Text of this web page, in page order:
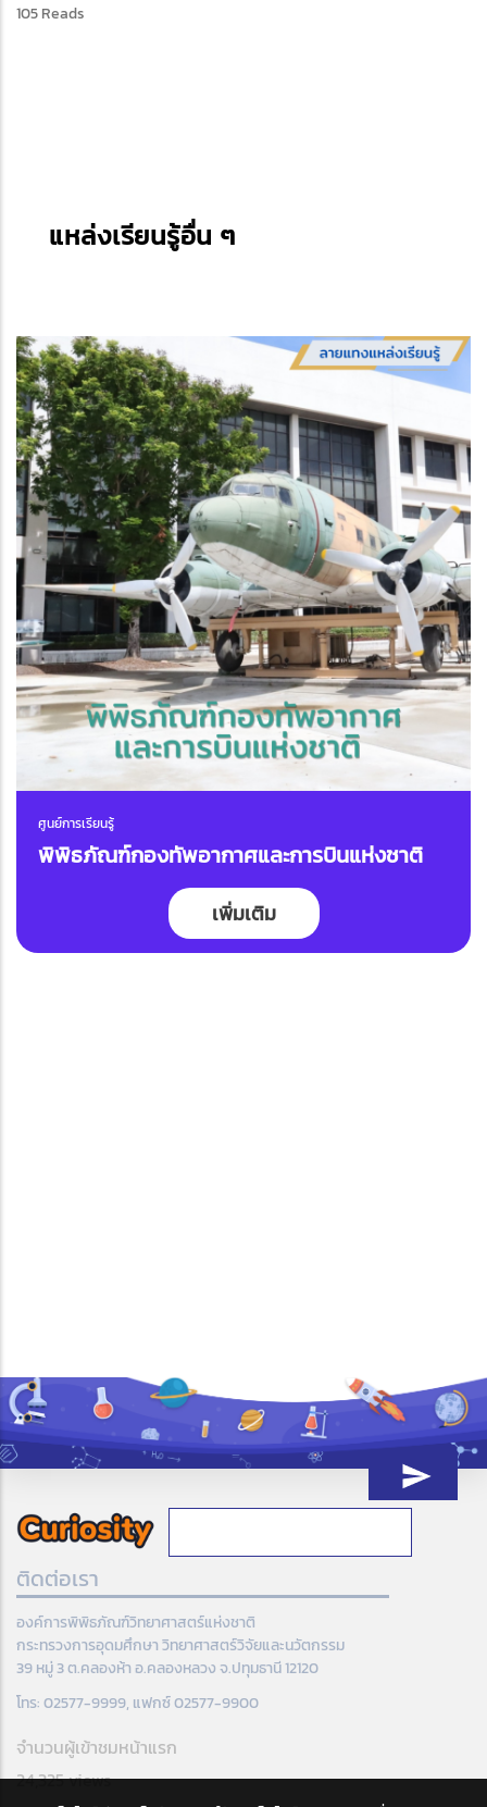
105 Reads
แหล่งเรียนรู้อื่น ๆ
ศูนย์การเรียนรู้
พิพิธภัณฑ์กองทัพอากาศและการบินแห่งชาติ
เพิ่มเติม
ติดต่อเรา
องค์การพิพิธภัณฑ์วิทยาศาสตร์แห่งชาติ
กระทรวงการอุดมศึกษา วิทยาศาสตร์วิจัยและนวัตกรรม
39 หมู่ 3 ต.คลองห้า อ.คลองหลวง จ.ปทุมธานี 12120
โทร: 02577-9999, แฟกซ์ 02577-9900
จำนวนผู้เข้าชมหน้าแรก
24,325 views